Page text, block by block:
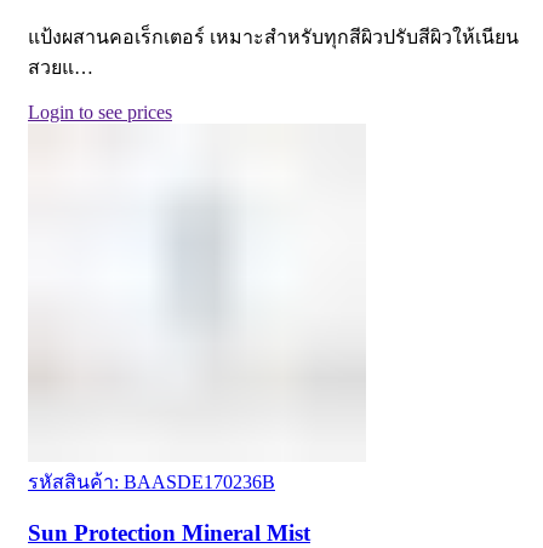
แป้งผสานคอเร็กเตอร์ เหมาะสำหรับทุกสีผิวปรับสีผิวให้เนียน
สวยแ…
Login to see prices
รหัสสินค้า: BAASDE170236B
Sun Protection Mineral Mist